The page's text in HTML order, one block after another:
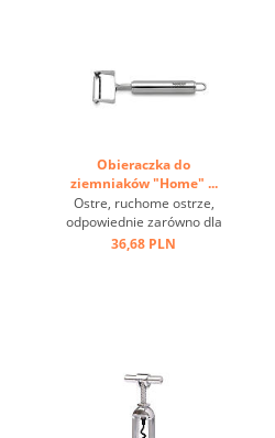
Obieraczka do
ziemniaków "Home" ...
Ostre, ruchome ostrze,
odpowiednie zarówno dla
praworęcznych, jak i
36,68 PLN